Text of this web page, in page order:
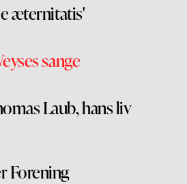
æternitatis'
sange
Laub, hans liv
Forening